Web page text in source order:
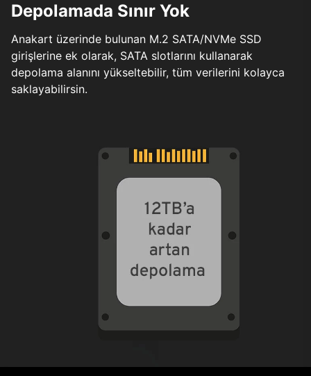
Depolamada Sınır Yok
Anakart üzerinde bulunan M.2 SATA/NVMe SSD
girişlerine ek olarak, SATA slotlarını kullanarak
depolama alanını yükseltebilir, tüm verilerini kolayca
saklayabilirsin.